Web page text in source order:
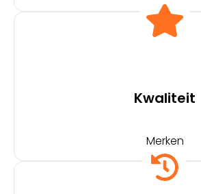
Kwaliteit
Merken